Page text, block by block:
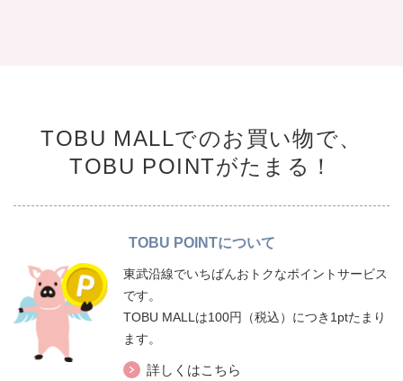
TOBU MALLでのお買い物で、
TOBU POINTがたまる！
TOBU POINTについて
東武沿線でいちばんおトクなポイントサービス
です。
TOBU MALLは100円（税込）につき1ptたまり
ます。
詳しくはこちら